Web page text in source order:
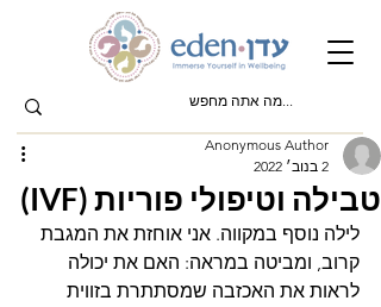
טבילה וטיפולי פוריות (IVF)
Anonymous Author
2 בנוב׳ 2022
לילה נוסף במקווה. אני אוחזת את המגבת
קרוב, ומביטה במראה: האם את יכולה
לראות את האכזבה שמסתתרת בזווית